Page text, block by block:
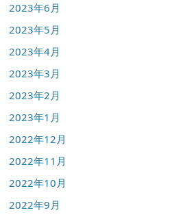
2023年6月
2023年5月
2023年4月
2023年3月
2023年2月
2023年1月
2022年12月
2022年11月
2022年10月
2022年9月